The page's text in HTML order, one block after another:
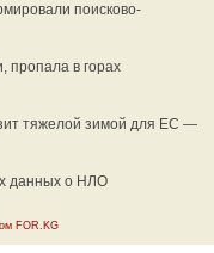
поисково-
пропала в горах
тяжелой зимой для ЕС —
данных о НЛО
FOR.KG